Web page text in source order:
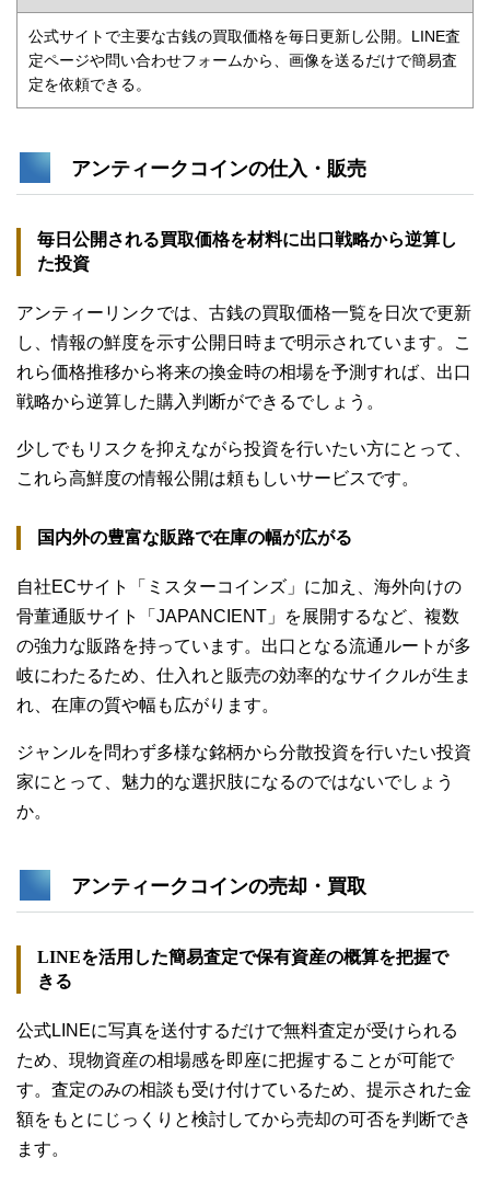
公式サイトで主要な古銭の買取価格を毎日更新し公開。LINE査
定ページや問い合わせフォームから、画像を送るだけで簡易査
定を依頼できる。
アンティークコインの仕入・販売
毎日公開される買取価格を材料に出口戦略から逆算し
た投資
アンティーリンクでは、古銭の買取価格一覧を日次で更新
し、情報の鮮度を示す公開日時まで明示されています。こ
れら価格推移から将来の換金時の相場を予測すれば、出口
戦略から逆算した購入判断ができるでしょう。
少しでもリスクを抑えながら投資を行いたい方にとって、
これら高鮮度の情報公開は頼もしいサービスです。
国内外の豊富な販路で在庫の幅が広がる
自社ECサイト「ミスターコインズ」に加え、海外向けの
骨董通販サイト「JAPANCIENT」を展開するなど、複数
の強力な販路を持っています。出口となる流通ルートが多
岐にわたるため、仕入れと販売の効率的なサイクルが生ま
れ、在庫の質や幅も広がります。
ジャンルを問わず多様な銘柄から分散投資を行いたい投資
家にとって、魅力的な選択肢になるのではないでしょう
か。
アンティークコインの売却・買取
LINEを活用した簡易査定で保有資産の概算を把握で
きる
公式LINEに写真を送付するだけで無料査定が受けられる
ため、現物資産の相場感を即座に把握することが可能で
す。査定のみの相談も受け付けているため、提示された金
額をもとにじっくりと検討してから売却の可否を判断でき
ます。